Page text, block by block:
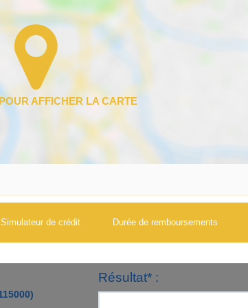
Simulateur de crédit Durée de remboursements